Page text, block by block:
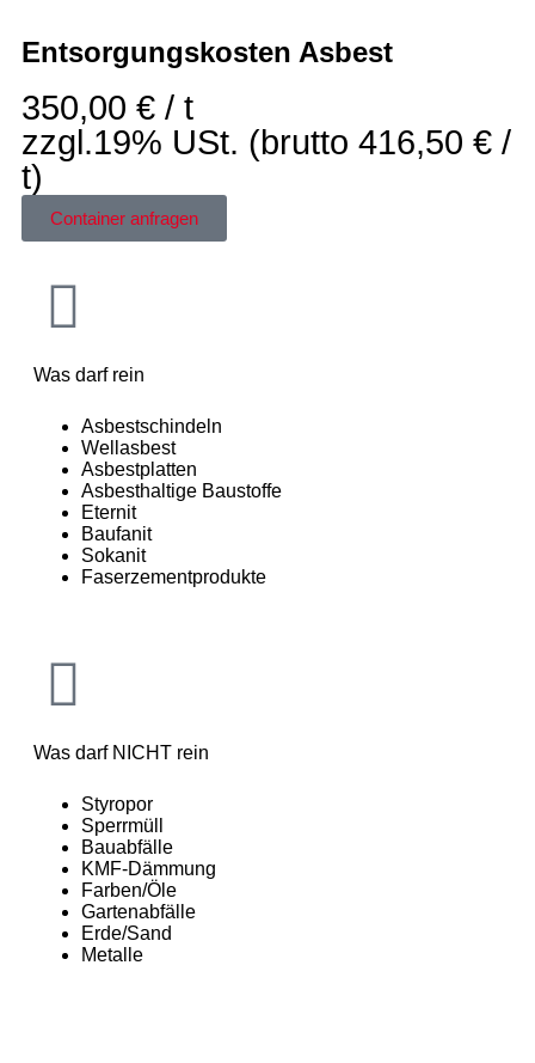
Entsorgungskosten Asbest
350,00 € / t
zzgl.19% USt. (brutto 416,50 € /
t)
Container anfragen
Was darf rein
Asbestschindeln
Wellasbest
Asbestplatten
Asbesthaltige Baustoffe
Eternit
Baufanit
Sokanit
Faserzementprodukte
Was darf NICHT rein
Styropor
Sperrmüll
Bauabfälle
KMF-Dämmung
Farben/Öle
Gartenabfälle
Erde/Sand
Metalle